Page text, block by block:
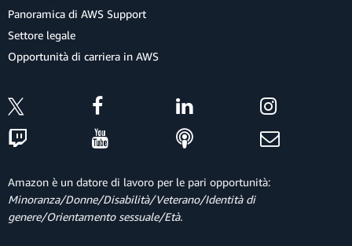
Panoramica di AWS Support
Settore legale
Opportunità di carriera in AWS
Amazon è un datore di lavoro per le pari opportunità:
Minoranza/Donne/Disabilità/Veterano/Identità di
genere/Orientamento sessuale/Età.